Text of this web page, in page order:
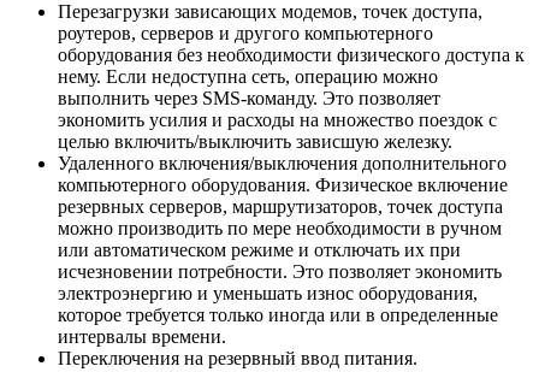
Перезагрузки зависающих модемов, точек доступа,
роутеров, серверов и другого компьютерного
оборудования без необходимости физического доступа к
нему. Если недоступна сеть, операцию можно
выполнить через SMS-команду. Это позволяет
экономить усилия и расходы на множество поездок с
целью включить/выключить зависшую железку.
Удаленного включения/выключения дополнительного
компьютерного оборудования. Физическое включение
резервных серверов, маршрутизаторов, точек доступа
можно производить по мере необходимости в ручном
или автоматическом режиме и отключать их при
исчезновении потребности. Это позволяет экономить
электроэнергию и уменьшать износ оборудования,
которое требуется только иногда или в определенные
интервалы времени.
Переключения на резервный ввод питания.